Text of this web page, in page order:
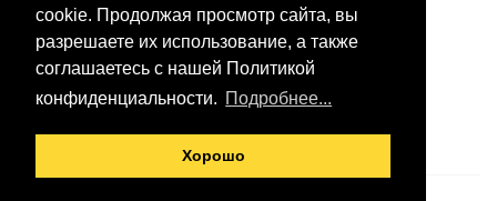
cookie. Продолжая просмотр сайта, вы
разрешаете их использование, а также
соглашаетесь с нашей Политикой
конфиденциальности. Подробнее...
Хорошо
Хотите оставить отзыв?
Нажмите здесь, чтобы